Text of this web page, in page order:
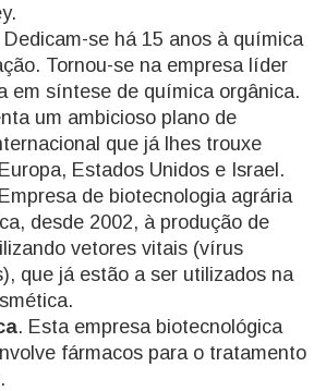
Dedicam-se há 15 anos à química
Tornou-se na empresa líder
em síntese de química orgânica.
um ambicioso plano de
que já lhes trouxe
Estados Unidos e Israel.
de biotecnologia agrária
desde 2002, à produção de
vetores vitais (vírus
que já estão a ser utilizados na
. Esta empresa biotecnológica
fármacos para o tratamento